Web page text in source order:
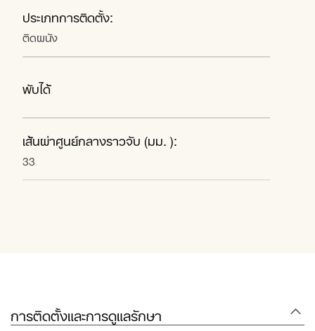
ประเภทการติดตั้ง:
ติดผนัง
พับได้
เส้นผ่าศูนย์กลางราวจับ (มม. ):
33
การติดตั้งและการดูแลรักษา